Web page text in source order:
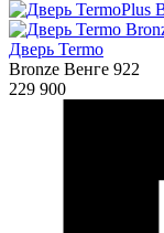
Дверь Termo
Bronze Венге 922
229 900